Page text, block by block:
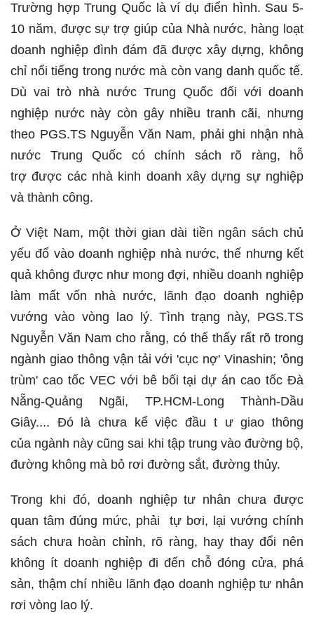
Trường hợp Trung Quốc là ví dụ điển hình. Sau 5-
10 năm, được sự trợ giúp của Nhà nước, hàng loạt
doanh nghiệp đình đám đã được xây dựng, không
chỉ nổi tiếng trong nước mà còn vang danh quốc tế.
Dù vai trò nhà nước Trung Quốc đối với doanh
nghiệp nước này còn gây nhiều tranh cãi, nhưng
theo PGS.TS Nguyễn Văn Nam, phải ghi nhận nhà
nước Trung Quốc có chính sách rõ ràng, hỗ
trợ được các nhà kinh doanh xây dựng sự nghiệp
và thành công.
Ở Việt Nam, một thời gian dài tiền ngân sách chủ
yếu đổ vào doanh nghiệp nhà nước, thế nhưng kết
quả không được như mong đợi, nhiều doanh nghiệp
làm mất vốn nhà nước, lãnh đạo doanh nghiệp
vướng vào vòng lao lý. Tình trạng này, PGS.TS
Nguyễn Văn Nam cho rằng, có thể thấy rất rõ trong
ngành giao thông vận tải với 'cục nợ' Vinashin; 'ông
trùm' cao tốc VEC với bê bối tại dự án cao tốc Đà
Nẵng-Quảng Ngãi, TP.HCM-Long Thành-Dầu
Giây.... Đó là chưa kể việc đầu t ư giao thông
của ngành này cũng sai khi tập trung vào đường bộ,
đường không mà bỏ rơi đường sắt, đường thủy.
Trong khi đó, doanh nghiệp tư nhân chưa được
quan tâm đúng mức, phải tự bơi, lại vướng chính
sách chưa hoàn chỉnh, rõ ràng, hay thay đổi nên
không ít doanh nghiệp đi đến chỗ đóng cửa, phá
sản, thậm chí nhiều lãnh đạo doanh nghiệp tư nhân
rơi vòng lao lý.